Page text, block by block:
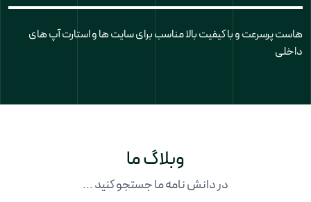
سرور مجازی ایران و سرور مجازی آلمان مناسب برای راه اندازی سرویس های
تحت وب یا گیم سرور ها
وبلاگ ما
در دانش نامه ما جستجو کنید ...